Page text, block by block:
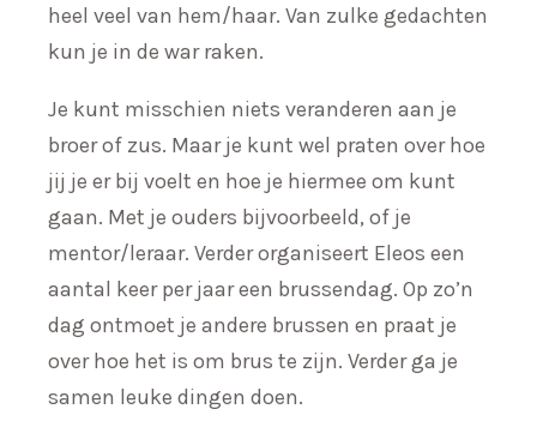
heel veel van hem/haar. Van zulke gedachten
kun je in de war raken.
Je kunt misschien niets veranderen aan je
broer of zus. Maar je kunt wel praten over hoe
jij je er bij voelt en hoe je hiermee om kunt
gaan. Met je ouders bijvoorbeeld, of je
mentor/leraar. Verder organiseert Eleos een
aantal keer per jaar een brussendag. Op zo’n
dag ontmoet je andere brussen en praat je
over hoe het is om brus te zijn. Verder ga je
samen leuke dingen doen.